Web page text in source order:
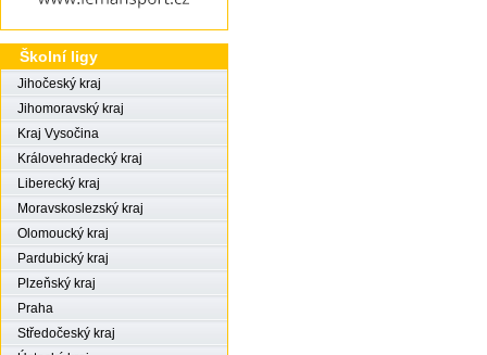
Školní ligy
Jihočeský kraj
Jihomoravský kraj
Kraj Vysočina
Královehradecký kraj
Liberecký kraj
Moravskoslezský kraj
Olomoucký kraj
Pardubický kraj
Plzeňský kraj
Praha
Středočeský kraj